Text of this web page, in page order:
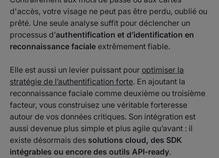
d'accès, votre visage ne peut pas être perdu, oublié ou
prêté. Une seule analyse suffit pour déclencher un
processus d’authentification et d’identification en
reconnaissance faciale extrêmement fiable.
Elle est aussi un levier puissant pour optimiser la
stratégie de l’authentification forte. En ajoutant la
reconnaissance faciale comme deuxième ou troisième
facteur, vous construisez une véritable forteresse
autour de vos données critiques. Son intégration est
aussi devenue plus simple et plus agile qu’avant : il
existe désormais des solutions cloud, des SDK
intégrables ou encore des outils API-ready.